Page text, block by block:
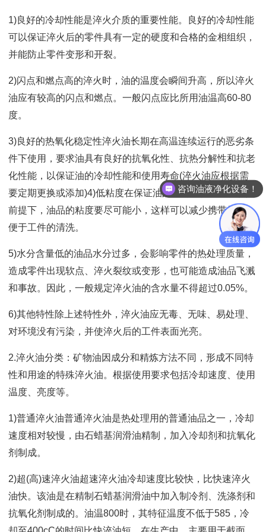
1)良好的冷却性能是淬火介质的重要性能。良好的冷却性能
可以保证淬火后的零件具有一定的硬度和合格的金相组织，
并能防止零件变形和开裂。
2)闪点和燃点高的淬火时，油的温度会瞬间升高，所以淬火
油应有较高的闪点和燃点。一般闪点应比所用油温高60-80
度。
3)良好的热氧化稳定性淬火油长期在高温连续运行的恶劣条
件下使用，要求油具有良好的抗氧化性、抗热分解性和抗老
化性能，以保证油的冷却性能和使用寿命(淬火油应根据需
要定期更换或添加)4)低粘度在保证油品的冷却性能和闪点的
前提下，油品的粘度要尽可能小，这样可以减少携带损耗，
便于工件的清洗。
5)水分含量低的油品水分过多，会影响零件的热处理质量，
造成零件出现软点、淬火裂纹或变形，也可能造成油品飞溅
和事故。因此，一般规定淬火油的含水量不得超过0.05%。
6)其他特性除上述特性外，淬火油应无毒、无味、易处理、
对环境没有污染，并使淬火后的工件表面光亮。
2.淬火油分类：矿物油因成分和精炼方法不同，形成不同特
性和用途的特殊淬火油。根据使用要求包括冷却速度、使用
温度、亮度等。
1)普通淬火油普通淬火油是热处理用的普通油品之一，冷却
速度相对较慢，由石蜡基润滑油精制，加入冷却剂和抗氧化
剂制成。
2)超(高)速淬火油超速淬火油冷却速度比较快，比快速淬火
油快。该油是在精制石蜡基润滑油中加入制冷剂、洗涤剂和
抗氧化剂制成的。油温800时，其特征温度不低于585，冷
咨询油液净化设备！